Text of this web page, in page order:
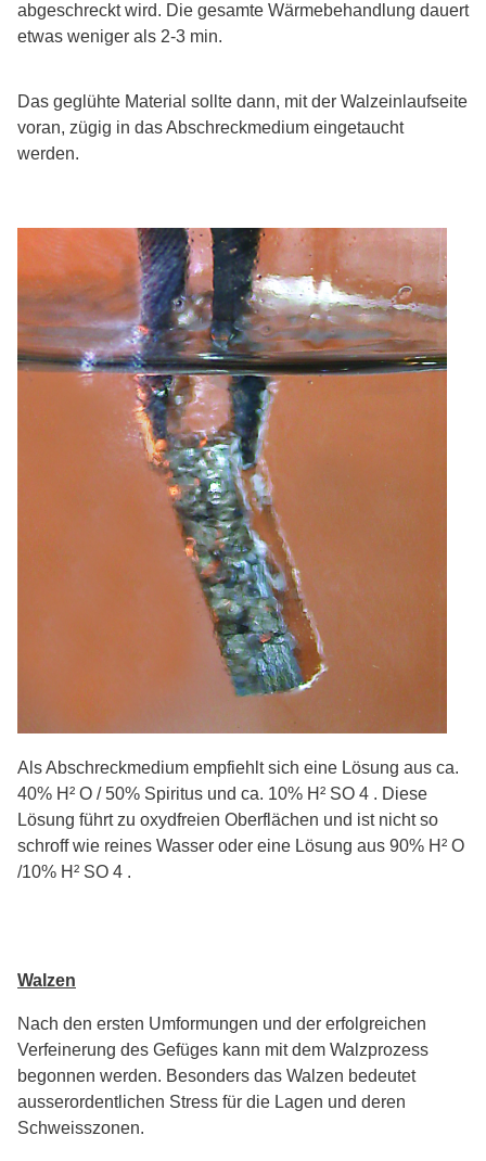
abgeschreckt wird. Die gesamte Wärmebehandlung dauert
etwas weniger als 2-3 min.
Das geglühte Material sollte dann, mit der Walzeinlaufseite
voran, zügig in das Abschreckmedium eingetaucht
werden.
Als Abschreckmedium empfiehlt sich eine Lösung aus ca.
40% H² O / 50% Spiritus und ca. 10% H² SO 4 . Diese
Lösung führt zu oxydfreien Oberflächen und ist nicht so
schroff wie reines Wasser oder eine Lösung aus 90% H² O
/10% H² SO 4 .
Walzen
Nach den ersten Umformungen und der erfolgreichen
Verfeinerung des Gefüges kann mit dem Walzprozess
begonnen werden. Besonders das Walzen bedeutet
ausserordentlichen Stress für die Lagen und deren
Schweisszonen.